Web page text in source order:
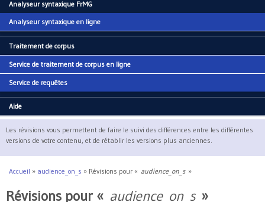
Analyseur syntaxique FrMG
Analyseur syntaxique en ligne
Traitement de corpus
Service de traitement de corpus en ligne
Service de requêtes
Aide
Les révisions vous permettent de faire le suivi des différences entre les différentes
versions de votre contenu, et de rétablir les versions plus anciennes.
Vous êtes ici
Accueil » audience_on_s » Révisions pour « audience_on_s»
Révisions pour « audience_on_s»